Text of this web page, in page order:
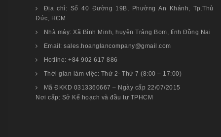
Địa chỉ: Số 40 Đường 19B, Phường An Khánh, Tp.Thủ
Đức, HCM
Nhà máy: Xã Bình Minh, huyện Trảng Bom, tỉnh Đồng Nai
Email: sales.hoanglancompany@gmail.com
Hotline: +84 902 617 886
Thời gian làm việc: Thứ 2- Thứ 7 (8:00 – 17:00)
Mã ĐKKD 0313360667 – Ngày cấp 22/07/2015
Nơi cấp: Sở Kế hoạch và đầu tư TPHCM